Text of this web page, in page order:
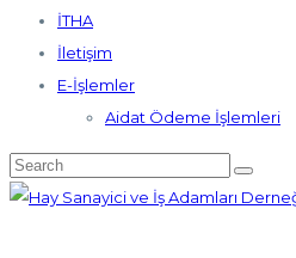
İTHA
İletişim
E-İşlemler
Aidat Ödeme İşlemleri